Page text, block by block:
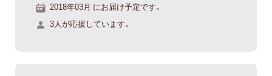
2018年03月 にお届け予定です。
3人が応援しています。